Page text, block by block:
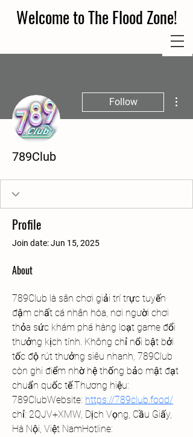
Welcome to The Flood Zone!
Follow
789Club
Profile
Join date: Jun 15, 2025
About
789Club là sân chơi giải trí trực tuyến
đậm chất cá nhân hóa, nơi người chơi
thỏa sức khám phá hàng loạt game đổi
thưởng kịch tính. Không chỉ nổi bật bởi
tốc độ rút thưởng siêu nhanh, 789Club
còn ghi điểm nhờ hệ thống bảo mật đạt
chuẩn quốc tế.Thương hiệu:
789ClubWebsite: https://789club.food/
chỉ: 2QJV+XMW, Dịch Vọng, Cầu Giấy,
Hà Nội, Việt NamHotline: